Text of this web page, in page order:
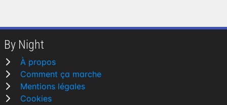
By Night
À propos
Comment ça marche
Mentions légales
Cookies